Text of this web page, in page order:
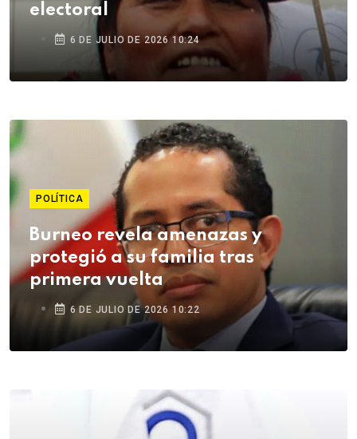
electoral
6 DE JULIO DE 2026 10:24
POLÍTICA
Burneo revela amenazas y
protegió a su familia tras
primera vuelta
6 DE JULIO DE 2026 10:22